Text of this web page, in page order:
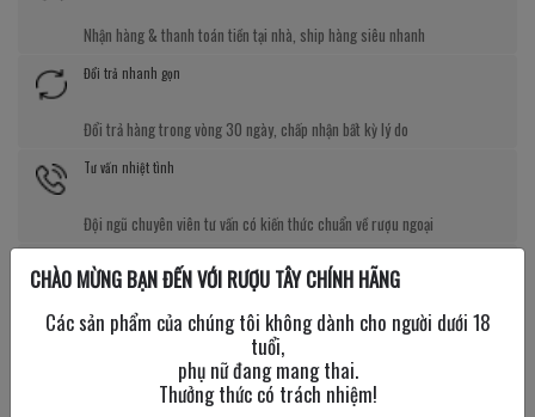
Nhận hàng & thanh toán tiền tại nhà, ship hàng siêu nhanh
Đổi trả nhanh gọn
Đổi trả hàng trong vòng 30 ngày, chấp nhận bất kỳ lý do
Tư vấn nhiệt tình
Đội ngũ chuyên viên tư vấn có kiến thức chuẩn về rượu ngoại
Giá tốt kèm quà tặng
Nhiều chương trình giảm giá, tặng quà cực giá trị
CHÀO MỪNG BẠN ĐẾN VỚI RƯỢU TÂY CHÍNH HÃNG
Các sản phẩm của chúng tôi không dành cho người dưới 18
tuổi,
phụ nữ đang mang thai.
Thưởng thức có trách nhiệm!